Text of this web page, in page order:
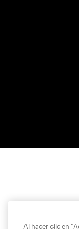
Al hacer clic en